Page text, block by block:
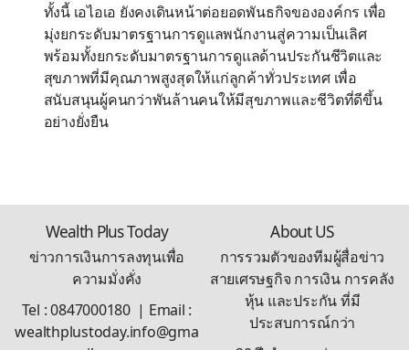
ทั้งนี้ เอไอเอ ยังคงเดินหน้าต่อยอดพันธกิจขององค์กร เพื่อ
มุ่งยกระดับมาตรฐานการดูแลพนักงานสู่ความเป็นเลิศ
พร้อมทั้งยกระดับมาตรฐานการดูแลด้านประกันชีวิตและ
สุขภาพที่มีคุณภาพสูงสุดให้แก่ลูกค้าทั่วประเทศ เพื่อ
สนับสนุนผู้คนกว่าพันล้านคนให้มีสุขภาพและชีวิตที่ดีขึ้น
อย่างยั่งยืน
Wealth Plus Today
ข่าวการเงินการลงทุนเพื่อ
ความมั่งคั่ง
Tel : 0847000180 | Email :
wealthplustoday.info@gma
About US
การรวมตัวของทีมผู้สื่อข่าว
สายเศรษฐกิจ การเงิน การคลัง
หุ้น และประกัน ที่มี
ประสบการณ์กว่า